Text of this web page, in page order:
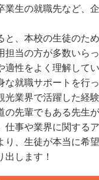
業生の就職先など、
と、本校の生徒のた
担当の方が多数いら
適性をよく理解して
な就職サポートを行
光業界で活躍した経
の先輩でもある先生
仕事や業界に関する
り、生徒が本当に希
出します！